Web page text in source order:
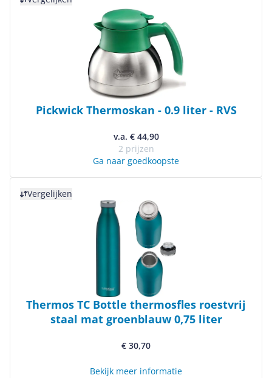
Pickwick Thermoskan - 0.9 liter - RVS
v.a. € 44,90
2 prijzen
Ga naar goedkoopste
Vergelijken
Thermos TC Bottle thermosfles roestvrij
staal mat groenblauw 0,75 liter
€ 30,70
Bekijk meer informatie